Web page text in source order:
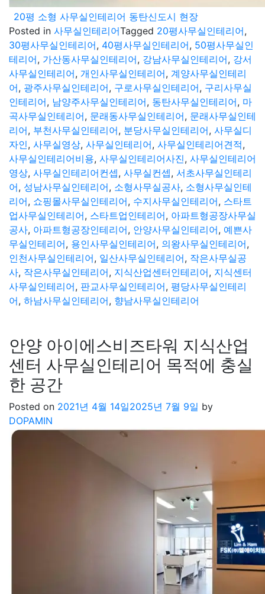
20평 소형 사무실인테리어 동탄신도시 현장
Posted in 사무실인테리어Tagged 20평사무실인테리어,
30평사무실인테리어, 40평사무실인테리어, 50평사무실인
테리어, 가산동사무실인테리어, 강남사무실인테리어, 강서
사무실인테리어, 개인사무실인테리어, 계양사무실인테리
어, 광주사무실인테리어, 구로사무실인테리어, 구리사무실
인테리어, 남양주사무실인테리어, 동탄사무실인테리어, 마
곡사무실인테리어, 문래동사무실인테리어, 문래사무실인테
리어, 부천사무실인테리어, 분당사무실인테리어, 사무실디
자인, 사무실영상, 사무실인테리어, 사무실인테리어견적,
사무실인테리어비용, 사무실인테리어사진, 사무실인테리어
영상, 사무실인테리어컨셉, 사무실컨셉, 서초사무실인테리
어, 성남사무실인테리어, 소형사무실공사, 소형사무실인테
리어, 쇼핑몰사무실인테리어, 수지사무실인테리어, 스타트
업사무실인테리어, 스타트업인테리어, 아파트형공장사무실
공사, 아파트형공장인테리어, 안양사무실인테리어, 예쁜사
무실인테리어, 용인사무실인테리어, 의왕사무실인테리어,
인천사무실인테리어, 일산사무실인테리어, 작은사무실공
사, 작은사무실인테리어, 지식산업센터인테리어, 지식센터
사무실인테리어, 판교사무실인테리어, 평당사무실인테리
어, 하남사무실인테리어, 향남사무실인테리어
안양 아이에스비즈타워 지식산업
센터 사무실인테리어 목적에 충실
한 공간
Posted on 2021년 4월 14일2025년 7월 9일 by
DOPAMIN